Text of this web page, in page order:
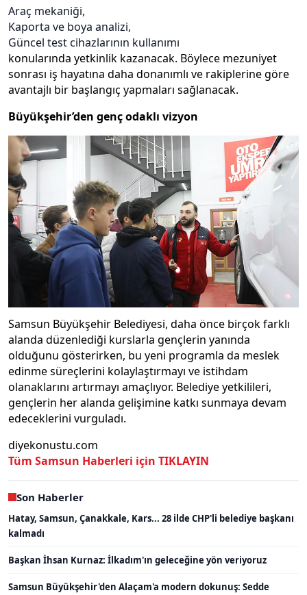
Araç mekaniği,
Kaporta ve boya analizi,
Güncel test cihazlarının kullanımı
konularında yetkinlik kazanacak. Böylece mezuniyet
sonrası iş hayatına daha donanımlı ve rakiplerine göre
avantajlı bir başlangıç yapmaları sağlanacak.
Büyükşehir’den genç odaklı vizyon
Samsun Büyükşehir Belediyesi, daha önce birçok farklı
alanda düzenlediği kurslarla gençlerin yanında
olduğunu gösterirken, bu yeni programla da meslek
edinme süreçlerini kolaylaştırmayı ve istihdam
olanaklarını artırmayı amaçlıyor. Belediye yetkilileri,
gençlerin her alanda gelişimine katkı sunmaya devam
edeceklerini vurguladı.
diyekonustu.com
Tüm Samsun Haberleri için TIKLAYIN
Son Haberler
Hatay, Samsun, Çanakkale, Kars... 28 ilde CHP'li belediye başkanı
kalmadı
Başkan İhsan Kurnaz: İlkadım'ın geleceğine yön veriyoruz
Samsun Büyükşehir'den Alaçam'a modern dokunuş: Sedde